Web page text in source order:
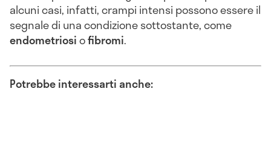
alcuni casi, infatti, crampi intensi possono essere il
segnale di una condizione sottostante, come
endometriosiofibromi.
Potrebbe interessarti anche: